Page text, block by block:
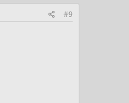
#9